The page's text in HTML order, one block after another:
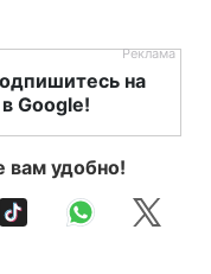
на
Google!
вам удобно!